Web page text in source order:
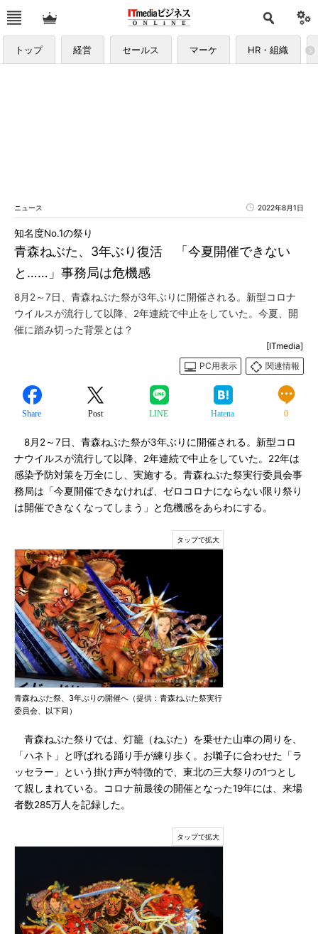
トップ 経営 セールス マーケ HR・組織
ニュース 2022年8月1日
青森ねぶた、3年ぶり復活 「今夏開催できない
と……」事務局は危機感
知名度No.1の祭り
8月2～7日、青森ねぶた祭が3年ぶりに開催される。新型コロナ
ウイルスが流行して以降、2年連続で中止をしていた。今夏、開
催に踏み切った背景とは？
[ITmedia]
PC用表示
関連情報
Share Post LINE Hatena 0
8月2～7日、青森ねぶた祭が3年ぶりに開催される。新型コロ
ナウイルスが流行して以降、2年連続で中止をしていた。22年は
感染予防対策を万全にし、実施する。青森ねぶた祭実行委員会事
務局は「今夏開催できなければ、ゼロコロナにならない限り祭り
は開催できなくなってしまう」と危機感をあらわにする。
青森ねぶた祭、3年ぶりの開催へ（提供：青森ねぶた祭実行
委員会、以下同）
青森ねぶた祭りでは、灯籠（ねぶた）を乗せた山車の周りを、
「ハネト」と呼ばれる踊り手が練り歩く。お囃子に合わせた「ラ
ッセラー」という掛け声が特徴的で、東北の三大祭りの1つとし
て親しまれている。コロナ前最後の開催となった19年には、来場
者数285万人を記録した。